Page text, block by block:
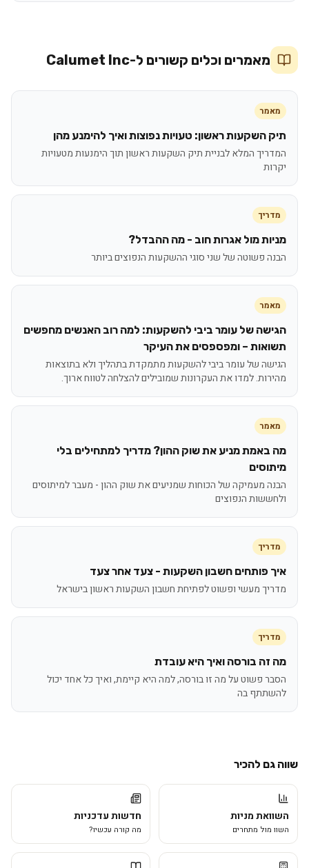
מאמרים וכלים קשורים ל-Calumet Inc
מאמר
תיק השקעות ראשון: טעויות נפוצות ואיך להימנע מהן
המדריך המלא לבניית תיק השקעות ראשון תוך הימנעות מטעויות
יקרות
מדריך
מניות מול אגרות חוב - מה ההבדל?
הבנה פשוטה של שני סוגי ההשקעות הנפוצים ביותר
מאמר
הגישה של עומר ביבי להשקעות: למה רוב האנשים מחפשים
תשואות – ומפספסים את העיקר
הגישה של עומר ביבי להשקעות מתמקדת בתהליך ולא בתוצאות
מהירות. למדו את העקרונות שמובילים להצלחה לטווח ארוך.
מאמר
מה באמת מניע את שוק ההון? מדריך למתחילים בלי
מיתוסים
הבנה מעמיקה של הכוחות שמניעים את שוק ההון - מעבר למיתוסים
ולחששות הנפוצים
מדריך
איך פותחים חשבון השקעות - צעד אחר צעד
מדריך מעשי ופשוט לפתיחת חשבון השקעות ראשון בישראל
מדריך
מה זה בורסה ואיך היא עובדת
הסבר פשוט על מה זו בורסה, למה היא קיימת, ואיך כל אחד יכול
להשתתף בה
שווה גם להכיר
השוואת מניות
השוו מול מתחרים
חדשות עדכניות
מה קורה עכשיו?